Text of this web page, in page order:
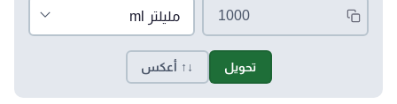
تحويل ↓↑ أعكس